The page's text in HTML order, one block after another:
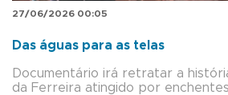
27/06/2026 00:05
Das águas para as telas
Documentário irá retratar a
da Ferreira atingido por enchentes